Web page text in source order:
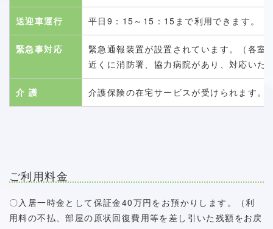
送迎車運行 平日9：15～15：15まで利用できます。
緊急事対応
緊急通報装置が設置されています。（各室
近くに消防署、協力病院があり、対応いた
介 護 介護保険の在宅サービスが受けられます。
ご利用料金
〇入居一時金として保証金40万円をお預かりします。（利
用料の不払、部屋の原状回復費用等を差し引いた残額をお戻